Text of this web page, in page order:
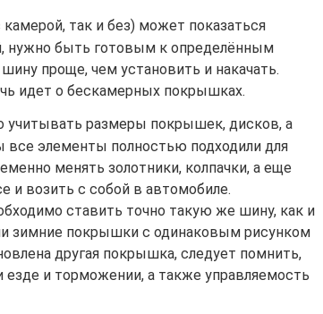
так и без) может показаться
нужно быть готовым к определённым
проще, чем установить и накачать.
идет о бескамерных покрышках.
учитывать размеры покрышек, дисков, а
все элементы полностью подходили для
менять золотники, колпачки, а еще
и возить с собой в автомобиле.
ставить точно такую же шину, как и
зимние покрышки с одинаковым рисунком
другая покрышка, следует помнить,
езде и торможении, а также управляемость